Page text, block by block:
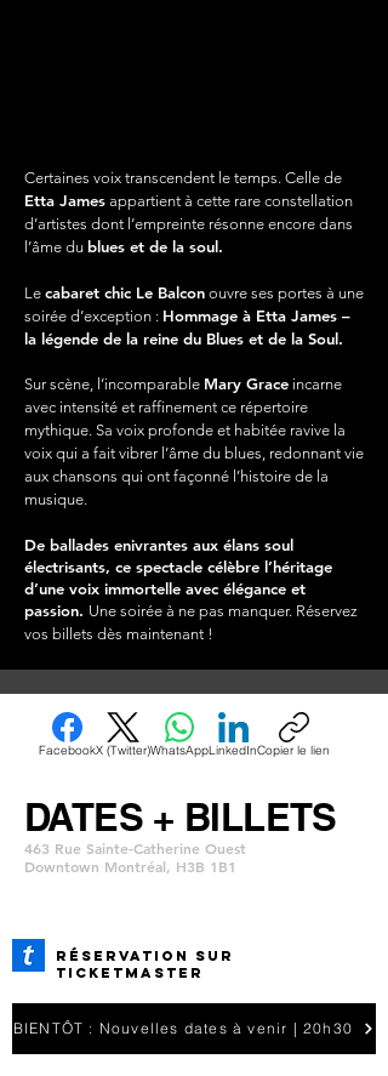
Certaines voix transcendent le temps. Celle de
Etta James appartient à cette rare constellation
d’artistes dont l’empreinte résonne encore dans
l’âme du blues et de la soul.
Le cabaret chic Le Balcon ouvre ses portes à une
soirée d’exception : Hommage à Etta James –
la légende de la reine du Blues et de la Soul.
Sur scène, l’incomparable Mary Grace incarne
avec intensité et raffinement ce répertoire
mythique. Sa voix profonde et habitée ravive la
voix qui a fait vibrer l’âme du blues, redonnant vie
aux chansons qui ont façonné l’histoire de la
musique.
De ballades enivrantes aux élans soul
électrisants, ce spectacle célèbre l’héritage
d’une voix immortelle avec élégance et
passion. Une soirée à ne pas manquer. Réservez
vos billets dès maintenant !
FacebookX (Twitter)WhatsAppLinkedInCopier le lien
DATES + BILLETS
463 Rue Sainte-Catherine Ouest
Downtown Montréal, H3B 1B1
Réservation SUR
TICKETMASTER
BIENTÔT : Nouvelles dates à venir | 20h30